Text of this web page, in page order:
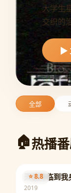
日常，美食与友情
全部
热播
⭐ 8.8
天使降临到我
2019